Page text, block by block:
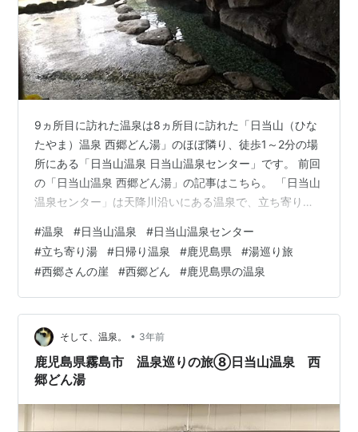
9ヵ所目に訪れた温泉は8ヵ所目に訪れた「日当山（ひな
たやま）温泉 西郷どん湯」のほぼ隣り、徒歩1～2分の場
所にある「日当山温泉 日当山温泉センター」です。 前回
の「日当山温泉 西郷どん湯」の記事はこちら。 「日当山
温泉センター」は天降川沿いにある温泉で、立ち寄り湯
込み）、1泊朝食付4200円（税込み）、1泊2食付き5250
円（税込み)と、とてもリーズナブルな価格で宿泊が出来
ます。 建物の前には「西郷さんの崖」があります。 西郷
隆盛がこの崖の下に筵（むしろ）を敷いて、よく草鞋を
作っていたそうです。 建物に入ると、広いロビーがあり
ます。正面に…
#温泉 #日当山温泉 #日当山温泉センター
#立ち寄り湯 #日帰り温泉 #鹿児島県 #湯巡り旅
#西郷さんの崖 #西郷どん #鹿児島県の温泉
そして、温泉。 • 3年前
鹿児島県霧島市 温泉巡りの旅⑧日当山温泉 西
郷どん湯